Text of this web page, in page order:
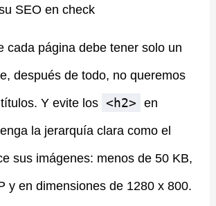
SEO en check
cada página debe tener solo un
después de todo, no queremos
Y evite los <h2> en
la jerarquía clara como el
sus imágenes: menos de 50 KB,
y en dimensiones de 1280 x 800.